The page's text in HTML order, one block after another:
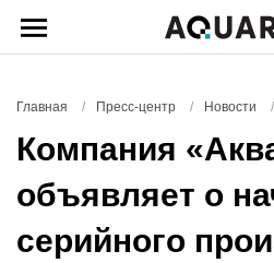
Главная / Пресс-центр / Новости /
Компания
объявляет о
серийного